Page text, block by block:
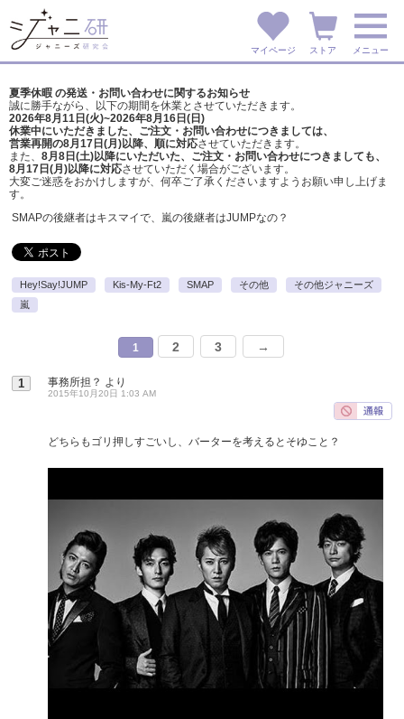
マイページ ストア メニュー
夏季休暇 の発送・お問い合わせに関するお知らせ
誠に勝手ながら、以下の期間を休業とさせていただきます。
2026年8月11日(火)~2026年8月16日(日)
休業中にいただきました、ご注文・お問い合わせにつきましては、
営業再開の8月17日(月)以降、順に対応させていただきます。
また、 8月8日(土)以降にいただいた、ご注文・ お問い合わせにつきましても、
8月17日(月)以降に対応させていただく場合がございます。
大変ご迷惑をおかけしますが、 何卒ご了承くださいますようお願い申し上げま
す。
SMAPの後継者はキスマイで、嵐の後継者はJUMPなの？
Hey!Say!JUMP Kis-My-Ft2 SMAP その他
その他ジャニーズ
嵐
1 2 3 →
1 事務所担？ より
2015年10月20日 1:03 AM
どちらもゴリ押しすごいし、バーターを考えるとそゆこと？